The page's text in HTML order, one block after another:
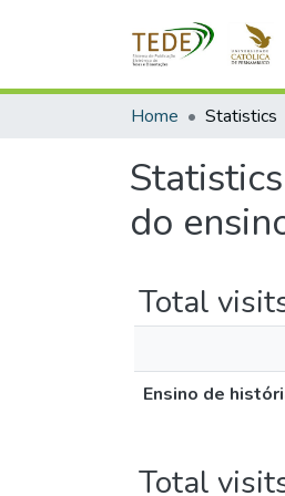
Home Statistics
do
Total
Ensino de
Total